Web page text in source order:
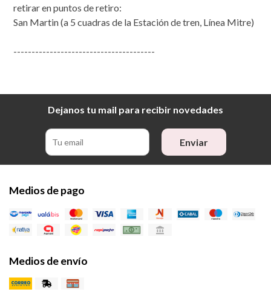
retirar en puntos de retiro:
San Martin (a 5 cuadras de la Estación de tren, Línea Mitre)
---------------------------------------
Dejanos tu mail para recibir novedades
Enviar
Medios de pago
Medios de envío